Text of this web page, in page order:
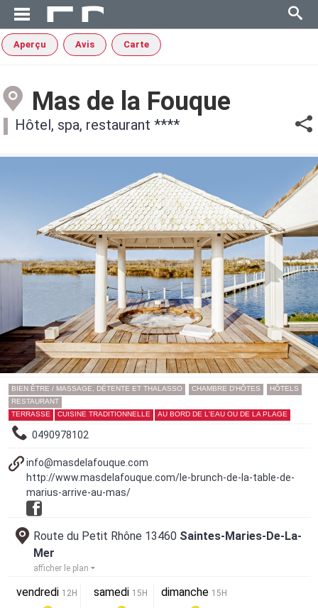
Aperçu Avis Carte
Mas de la Fouque
Hôtel, spa, restaurant ****
BIEN ÊTRE / MASSAGE, DÉTENTE ET THALASSO CHAMBRE D'HÔTES
HÔTELS
RESTAURANT
TERRASSE
CUISINE TRADITIONNELLE AU BORD DE L'EAU OU DE LA PLAGE
0490978102
info@masdelafouque.com
http://www.masdelafouque.com/le-brunch-de-la-table-de-
marius-arrive-au-mas/
Route du Petit Rhône 13460 Saintes-Maries-De-La-
Mer
afficher le plan
vendredi 12H samedi 15H dimanche 15H